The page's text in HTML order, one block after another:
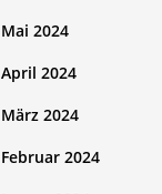
Mai 2024
April 2024
März 2024
Februar 2024